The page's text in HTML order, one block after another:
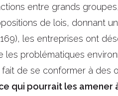
entre grands
de lois, donnant
les entreprises ont
les problématiques
de se conformer à des
qui pourrait les